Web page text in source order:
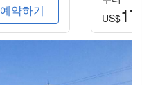
예약하기
US$